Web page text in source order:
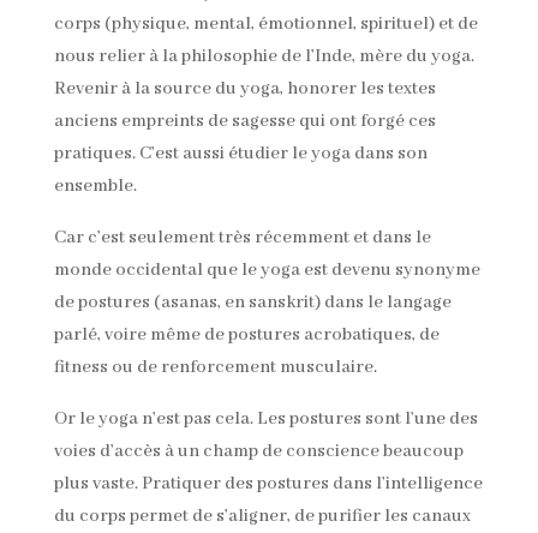
corps (physique, mental, émotionnel, spirituel) et de
nous relier à la philosophie de l’Inde, mère du yoga.
Revenir à la source du yoga, honorer les textes
anciens empreints de sagesse qui ont forgé ces
pratiques. C’est aussi étudier le yoga dans son
ensemble.
Car c’est seulement très récemment et dans le
monde occidental que le yoga est devenu synonyme
de postures (asanas, en sanskrit) dans le langage
parlé, voire même de postures acrobatiques, de
fitness ou de renforcement musculaire.
Or le yoga n’est pas cela. Les postures sont l’une des
voies d’accès à un champ de conscience beaucoup
plus vaste. Pratiquer des postures dans l’intelligence
du corps permet de s’aligner, de purifier les canaux